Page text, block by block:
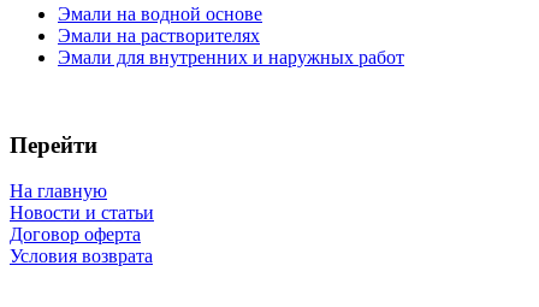
Эмали на водной основе
Эмали на растворителях
Эмали для внутренних и наружных работ
Перейти
На главную
Новости и статьи
Договор оферта
Условия возврата